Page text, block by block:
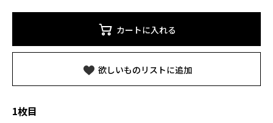
カートに入れる
欲しいものリストに追加
1枚目